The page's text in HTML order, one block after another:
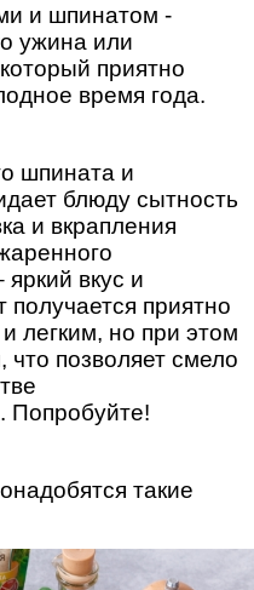
и шпинатом -
ужина или
приятно
время года.
шпината и
блюду сытность
и вкрапления
вкус и
получается приятно
легким, но при этом
что позволяет смело
Попробуйте!
такие